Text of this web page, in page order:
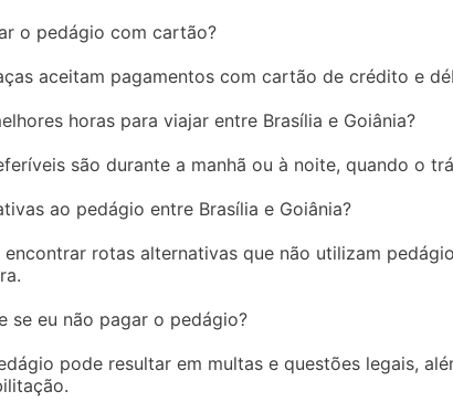
o pedágio com cartão?
aceitam pagamentos com cartão de crédito e
horas para viajar entre Brasília e Goiânia?
são durante a manhã ou à noite, quando o
ao pedágio entre Brasília e Goiânia?
encontrar rotas alternativas que não utilizam
se eu não pagar o pedágio?
pode resultar em multas e questões legais,